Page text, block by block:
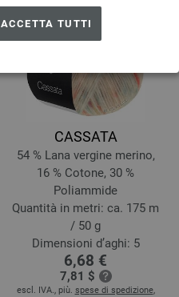
ACCETTA TUTTI
CASSATA
54 % Lana vergine merino,
16 % Cotone, 30 %
Poliammide
Quantità in metri: ca. 175 m
/ 50 g
Dimensioni d’aghi: 5
6,68 €
7,81 $
escl. IVA., più. spese di spedizione,